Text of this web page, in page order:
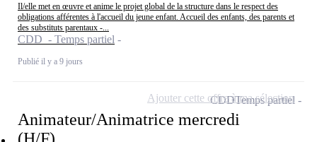
Il/elle met en œuvre et anime le projet global de la structure dans le respect des
obligations afférentes à l'accueil du jeune enfant. Accueil des enfants, des parents et
des substituts parentaux -...
CDD - Temps partiel
Publié il y a 9 jours
Animateur/Animatrice mercredi
(H/F)
CDDTemps partiel
Ajouter cette offre à ma sélection